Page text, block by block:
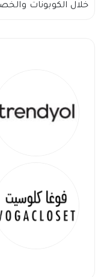
خلال الكوبونات